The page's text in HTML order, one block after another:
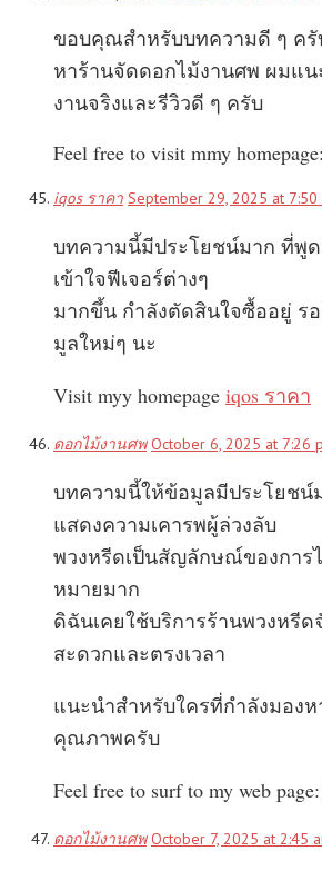
ขอบคุณสำหรับบทความดี ๆ ครั
หาร้านจัดดอกไม้งานศพ ผมแ
งานจริงและรีวิวดี ๆ ครับ
Feel free to visit mmy homepage:
iqos ราคา September 29, 2025 at 7:50
บทความนี้มีประโยชน์มาก ที่พูด
เข้าใจฟีเจอร์ต่างๆ
มากขึ้น กำลังตัดสินใจซื้ออยู่ ร
มูลใหม่ๆ นะ
Visit myy homepage iqos ราคา
ดอกไม้งานศพ October 6, 2025 at 7:26
บทความนี้ให้ข้อมูลมีประโยชน์
แสดงความเคารพผู้ล่วงลับ
พวงหรีดเป็นสัญลักษณ์ของการ
หมายมาก
ดิฉันเคยใช้บริการร้านพวงหรีด
สะดวกและตรงเวลา
แนะนำสำหรับใครที่กำลังมอง
คุณภาพครับ
Feel free to surf to my web page:
ดอกไม้งานศพ October 7, 2025 at 2:45